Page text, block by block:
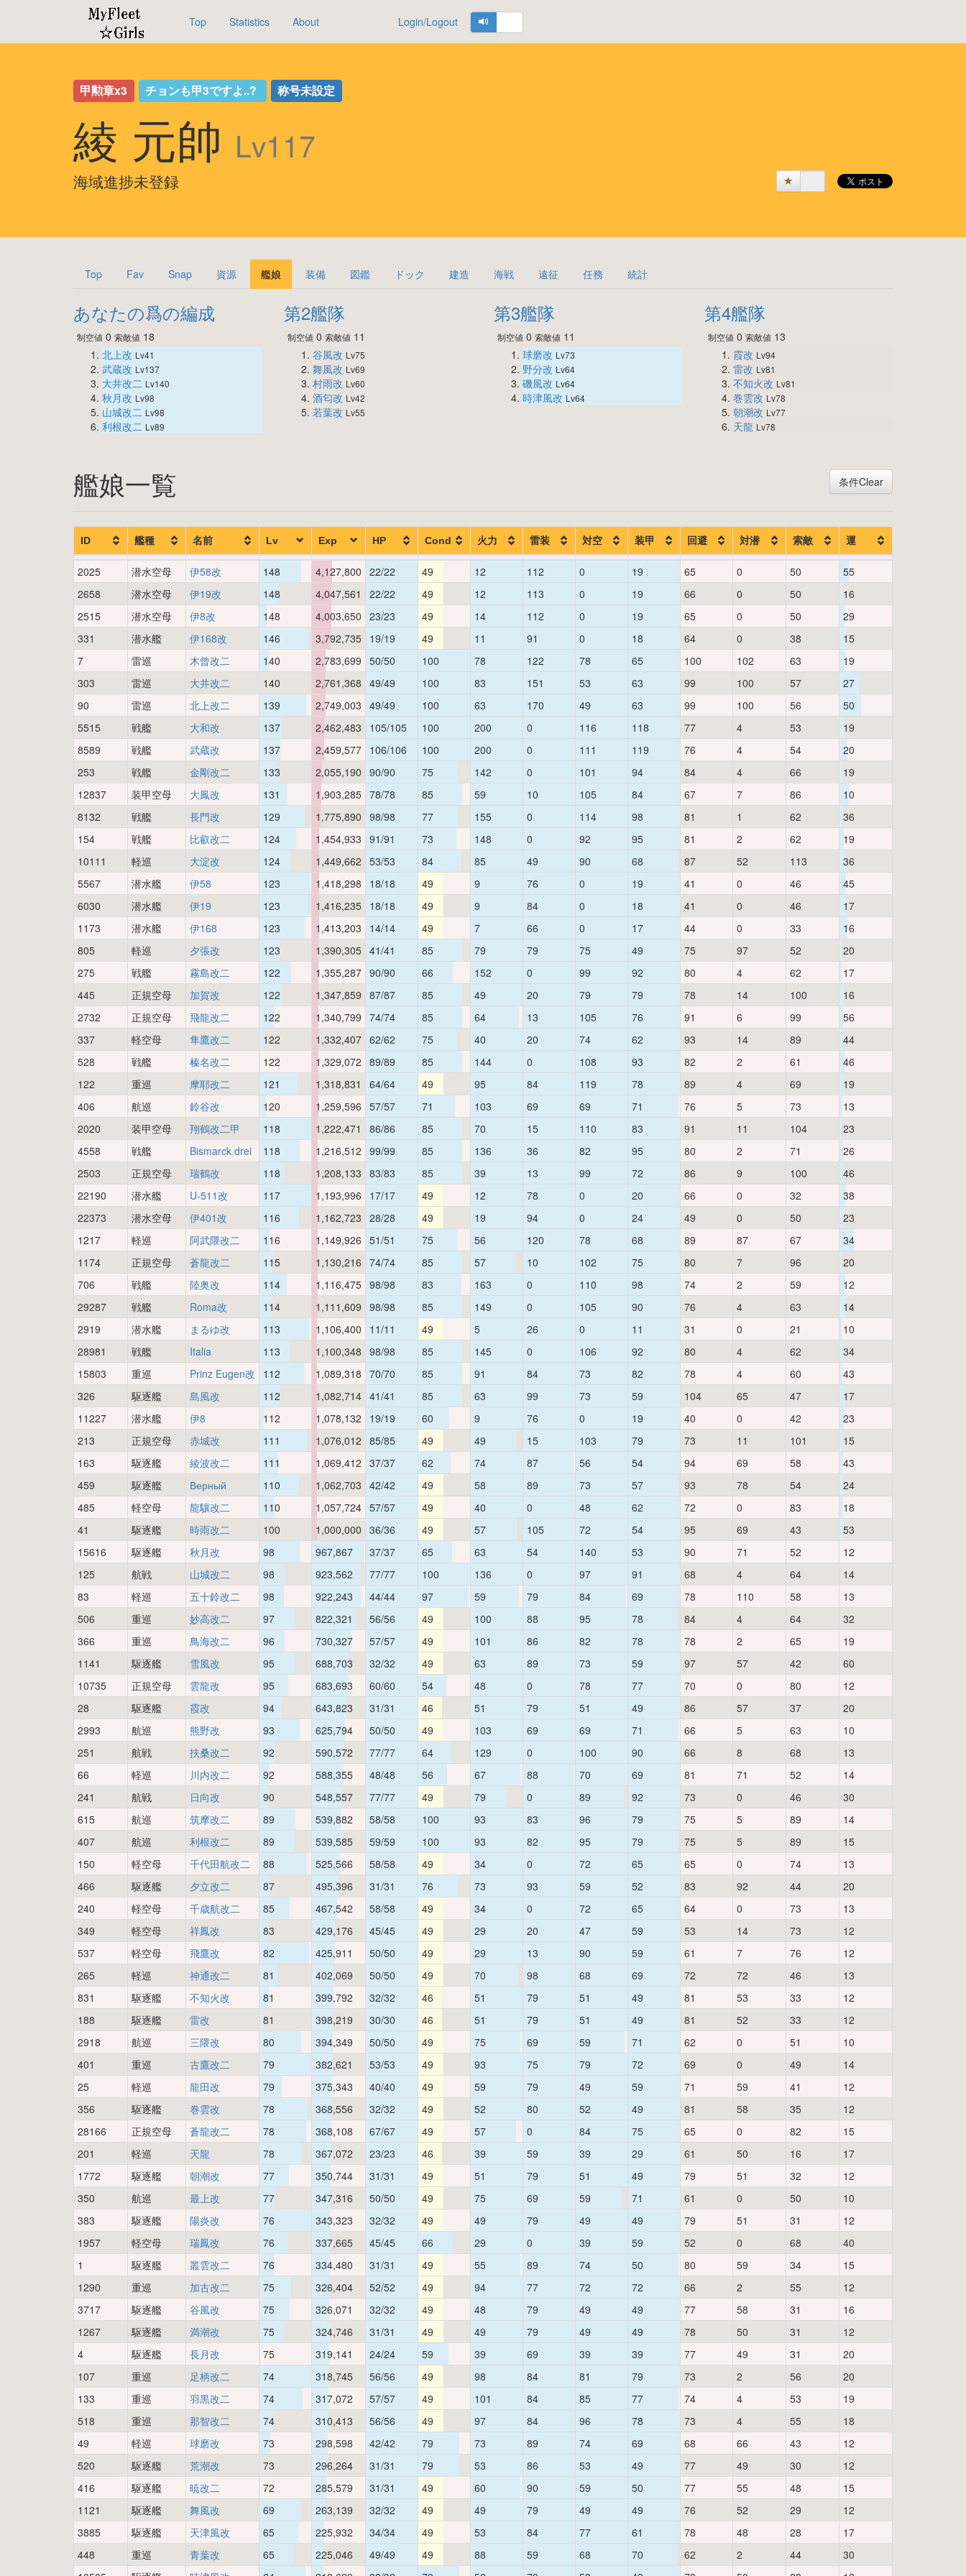
Top Statistics About Login/Logout
甲勲章x3 チョンも甲3ですよ..? 称号未設定
綾 元帥 Lv117
海域進捗未登録
Top Fav Snap 資源 艦娘 装備 図鑑 ドック 建造 海戦 遠征 任務 統計
あなたの爲の編成
制空値 0 索敵値 18
北上改 Lv41
武蔵改 Lv137
大井改二 Lv140
秋月改 Lv98
山城改二 Lv98
利根改二 Lv89
第2艦隊
制空値0 索敵値11
谷風改 Lv75
舞風改 Lv69
村雨改 Lv60
酒匂改 Lv42
若葉改 Lv55
第3艦隊
制空値 0 索敵値 11
球磨改 Lv73
野分改 Lv64
磯風改 Lv64
時津風改 Lv64
第4艦隊
制空値0 索敵値13
霞改 Lv94
雷改 Lv81
不知火改 Lv81
巻雲改 Lv78
朝潮改 Lv77
天龍 Lv78
条件Clear
艦娘一覧
ID 艦種 名前 Lv Exp HP Cond 火力 雷装 対空 装甲 回避 対潜 索敵 運
2025 潜水空母 伊58改 148 4,127,800 22/22 49 12 112 0 19 65 0 50
55
2658
潜水空母 伊19改 148 4,047,561 22/22 49 12 113 0 19 66 0 50
16
2515
潜水空母 伊8改 148 4,003,650 23/23 49 14 112 0 19 65 0 50
29
331
潜水艦 伊168改 146 3,792,735 19/19 49 11 91 0 18 64 0 38
15
7
雷巡 木曾改二 140 2,783,699 50/50 100 78 122 78 65 100 102 63
19
303
雷巡 大井改二 140 2,761,368 49/49 100 83 151 53 63 99 100 57
27
90
雷巡 北上改二 139 2,749,003 49/49 100 63 170 49 63 99 100 56
50
5515
戦艦 大和改 137 2,462,483 105/105 100 200 0 116 118 77 4 53
19
8589
戦艦 武蔵改 137 2,459,577 106/106 100 200 0 111 119 76 4 54
20
253
戦艦 金剛改二 133 2,055,190 90/90 75 142 0 101 94 84 4 66
19
12837
装甲空母 大鳳改 131 1,903,285 78/78 85 59 10 105 84 67 7 86
10
8132
戦艦 長門改 129 1,775,890 98/98 77 155 0 114 98 81 1 62
36
154
戦艦 比叡改二 124 1,454,933 91/91 73 148 0 92 95 81 2 62
19
10111
軽巡 大淀改 124 1,449,662 53/53 84 85 49 90 68 87 52 113
36
5567
潜水艦 伊58 123 1,418,298 18/18 49 9 76 0 19 41 0 46
45
6030
潜水艦 伊19 123 1,416,235 18/18 49 9 84 0 18 41 0 46
17
1173
潜水艦 伊168 123 1,413,203 14/14 49 7 66 0 17 44 0 33
16
805
軽巡 夕張改 123 1,390,305 41/41 85 79 79 75 49 75 97 52
20
275
戦艦 霧島改二 122 1,355,287 90/90 66 152 0 99 92 80 4 62
17
445
正規空母 加賀改 122 1,347,859 87/87 85 49 20 79 79 78 14 100
16
2732
正規空母 飛龍改二 122 1,340,799 74/74 85 64 13 105 76 91 6 99
56
337
軽空母 隼鷹改二 122 1,332,407 62/62 75 40 20 74 62 93 14 89
44
528
戦艦 榛名改二 122 1,329,072 89/89 85 144 0 108 93 82 2 61
46
122
重巡 摩耶改二 121 1,318,831 64/64 49 95 84 119 78 89 4 69
19
406
航巡 鈴谷改 120 1,259,596 57/57 71 103 69 69 71 76 5 73
13
2020
装甲空母 翔鶴改二甲 118 1,222,471 86/86 85 70 15 110 83 91 11 104
23
4558
戦艦 Bismarck drei 118 1,216,512 99/99 85 136 36 82 95 80 2 71
26
2503
正規空母 瑞鶴改 118 1,208,133 83/83 85 39 13 99 72 86 9 100
46
22190
潜水艦 U-511改 117 1,193,996 17/17 49 12 78 0 20 66 0 32
38
22373
潜水空母 伊401改 116 1,162,723 28/28 49 19 94 0 24 49 0 50
23
1217
軽巡 阿武隈改二 116 1,149,926 51/51 75 56 120 78 68 89 87 67
34
1174
正規空母 蒼龍改二 115 1,130,216 74/74 85 57 10 102 75 80 7 96
20
706
戦艦 陸奥改 114 1,116,475 98/98 83 163 0 110 98 74 2 59
12
29287
戦艦 Roma改 114 1,111,609 98/98 85 149 0 105 90 76 4 63
14
2919
潜水艦 まるゆ改 113 1,106,400 11/11 49 5 26 0 11 31 0 21
10
28981
戦艦 Italia 113 1,100,348 98/98 85 145 0 106 92 80 4 62
34
15803
重巡 Prinz Eugen改 112 1,089,318 70/70 85 91 84 73 82 78 4 60
43
326
駆逐艦 島風改 112 1,082,714 41/41 85 63 99 73 59 104 65 47
17
11227
潜水艦 伊8 112 1,078,132 19/19 60 9 76 0 19 40 0 42
23
213
正規空母 赤城改 111 1,076,012 85/85 49 49 15 103 79 73 11 101
15
163
駆逐艦 綾波改二 111 1,069,412 37/37 62 74 87 56 54 94 69 58
43
459
駆逐艦 Верный 110 1,062,703 42/42 49 58 89 73 57 93 78 54
24
485
軽空母 龍驤改二 110 1,057,724 57/57 49 40 0 48 62 72 0 83
18
41
駆逐艦 時雨改二 100 1,000,000 36/36 49 57 105 72 54 95 69 43
53
15616
駆逐艦 秋月改 98 967,867 37/37 65 63 54 140 53 90 71 52
12
125
航戦 山城改二 98 923,562 77/77 100 136 0 97 91 68 4 64
14
83
軽巡 五十鈴改二 98 922,243 44/44 97 59 79 84 69 78 110 58
13
506
重巡 妙高改二 97 822,321 56/56 49 100 88 95 78 84 4 64
32
366
重巡 鳥海改二 96 730,327 57/57 49 101 86 82 78 78 2 65
19
1141
駆逐艦 雪風改 95 688,703 32/32 49 63 89 73 59 97 57 42
60
10735
正規空母 雲龍改 95 683,693 60/60 54 48 0 78 77 70 0 80
12
28
駆逐艦 霞改 94 643,823 31/31 46 51 79 51 49 86 57 37
20
2993
航巡 熊野改 93 625,794 50/50 49 103 69 69 71 66 5 63
10
251
航戦 扶桑改二 92 590,572 77/77 64 129 0 100 90 66 8 68
13
66
軽巡 川内改二 92 588,355 48/48 56 67 88 70 69 81 71 52
14
241
航戦 日向改 90 548,557 77/77 49 79 0 89 92 73 0 46
30
615
航巡 筑摩改二 89 539,882 58/58 100 93 83 96 79 75 5 89
14
407
航巡 利根改二 89 539,585 59/59 100 93 82 95 79 75 5 89
15
150
軽空母 千代田航改二 88 525,566 58/58 49 34 0 72 65 65 0 74
13
466
駆逐艦 夕立改二 87 495,396 31/31 76 73 93 59 52 83 92 44
20
240
軽空母 千歳航改二 85 467,542 58/58 49 34 0 72 65 64 0 73
13
349
軽空母 祥鳳改 83 429,176 45/45 49 29 20 47 59 53 14 73
12
537
軽空母 飛鷹改 82 425,911 50/50 49 29 13 90 59 61 7 76
12
265
軽巡 神通改二 81 402,069 50/50 49 70 98 68 69 72 72 46
13
831
駆逐艦 不知火改 81 399,792 32/32 46 51 79 51 49 81 53 33
12
188
駆逐艦 雷改 81 398,219 30/30 46 51 79 51 49 81 52 33
12
2918
航巡 三隈改 80 394,349 50/50 49 75 69 59 71 62 0 51
10
401
重巡 古鷹改二 79 382,621 53/53 49 93 75 79 72 69 0 49
14
25
軽巡 龍田改 79 375,343 40/40 49 59 79 49 59 71 59 41
12
356
駆逐艦 巻雲改 78 368,556 32/32 49 52 80 52 49 81 58 35
12
28166
正規空母 蒼龍改二 78 368,108 67/67 49 57 0 84 75 65 0 82
15
201
軽巡 天龍 78 367,072 23/23 46 39 59 39 29 61 50 16
17
1772
駆逐艦 朝潮改 77 350,744 31/31 49 51 79 51 49 79 51 32
12
350
航巡 最上改 77 347,316 50/50 49 75 69 59 71 61 0 50
10
383
駆逐艦 陽炎改 76 343,323 32/32 49 49 79 49 49 79 51 31
12
1957
軽空母 瑞鳳改 76 337,665 45/45 66 29 0 39 59 52 0 68
40
1
駆逐艦 叢雲改二 76 334,480 31/31 49 55 89 74 50 80 59 34
15
1290
重巡 加古改二 75 326,404 52/52 49 94 77 72 72 66 2 55
12
3717
駆逐艦 谷風改 75 326,071 32/32 49 48 79 49 49 77 58 31
16
1267
駆逐艦 満潮改 75 324,746 31/31 49 49 79 49 49 78 50 31
12
4
駆逐艦 長月改 75 319,141 24/24 59 39 69 39 39 77 49 31
20
107
重巡 足柄改二 74 318,745 56/56 49 98 84 81 79 73 2 56
20
133
重巡 羽黒改二 74 317,072 57/57 49 101 84 85 77 74 4 53
19
518
重巡 那智改二 74 310,413 56/56 49 97 84 96 78 73 4 55
18
49
軽巡 球磨改 73 298,598 42/42 79 73 89 74 69 68 66 43
12
520
駆逐艦 荒潮改 73 296,264 31/31 79 53 86 53 49 77 49 30
12
416
駆逐艦 暁改二 72 285,579 31/31 49 60 90 59 50 77 55 48
15
1121
駆逐艦 舞風改 69 263,139 32/32 49 49 79 49 49 76 52 29
12
3885
駆逐艦 天津風改 65 225,932 34/34 49 53 84 77 61 78 48 28
17
448
重巡 青葉改 65 225,046 49/49 49 88 59 68 70 62 2 44
30